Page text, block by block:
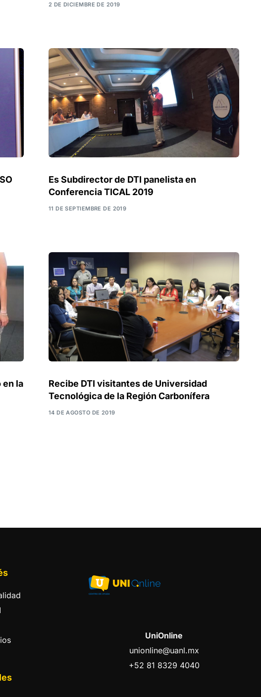
2 DE DICIEMBRE DE 2019
Es Subdirector de DTI panelista en
Conferencia TICAL 2019
11 DE SEPTIEMBRE DE 2019
en la
Recibe DTI visitantes de Universidad
Tecnológica de la Región Carbonífera
14 DE AGOSTO DE 2019
UniOnline
unionline@uanl.mx
+52 81 8329 4040